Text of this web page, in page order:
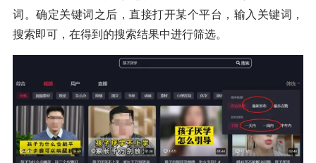
词。确定关键词之后，直接打开某个平台，输入关键词，
搜索即可，在得到的搜索结果中进行筛选。